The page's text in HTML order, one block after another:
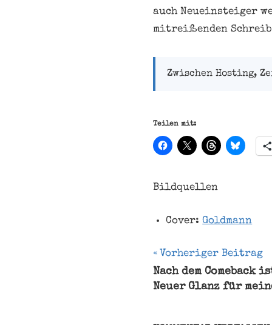
auch Neueinsteiger
mitreißenden
Zwischen Hosting,
Teilen mit:
Bildquellen
Cover:Goldmann
Vorheriger Beitrag
Nach dem Comeback
Neuer Glanz für